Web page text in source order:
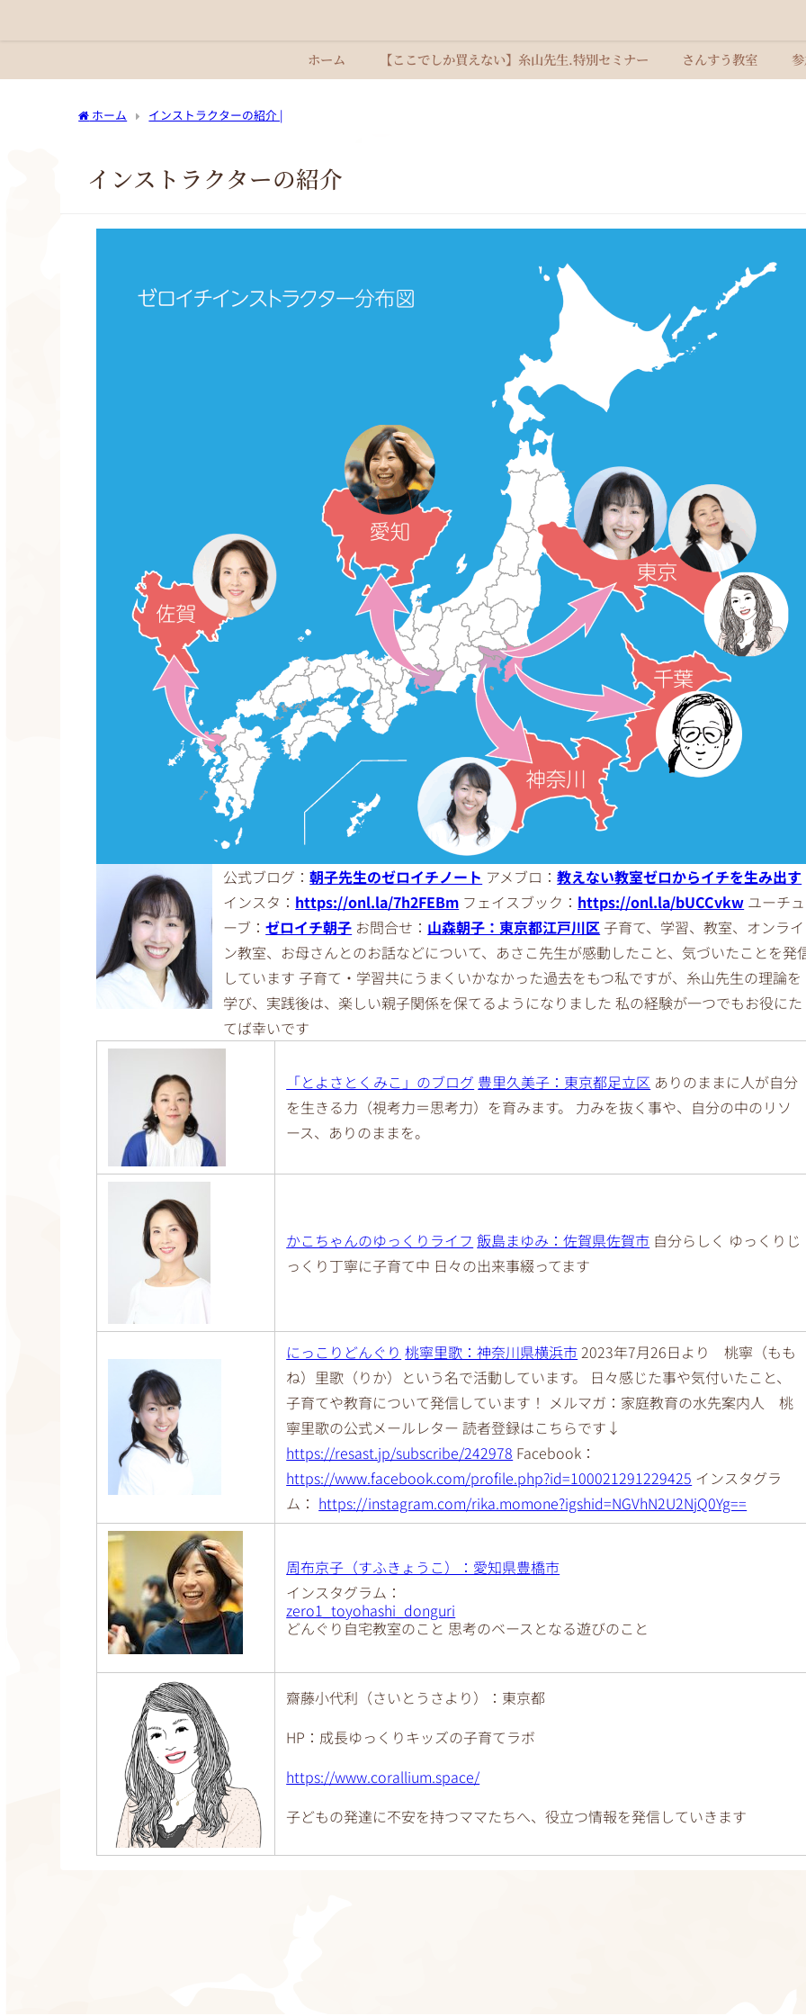
ホーム 【ここでしか買えない】糸山先生.特別セミナー さんすう教室
ホーム インストラクターの紹介 |
インストラクターの紹介
公式ブログ：朝子先生のゼロイチノート アメブロ：教えない教室ゼロからイチを生み出す
インスタ： https://onl.la/7h2FEBm フェイスブック： https://onl.la/bUCCvkw ユーチュ
ーブ：ゼロイチ朝子 お問合せ： 山森朝子：東京都江戸川区 子育て、学習、教室、オンライ
ン教室、お母さんとのお話などについて、あさこ先生が感動したこと、気づいたことを発
しています 子育て・学習共にうまくいかなかった過去をもつ私ですが、糸山先生の理論を
学び、実践後は、楽しい親子関係を保てるようになりました 私の経験が一つでもお役にた
てば幸いです
「とよさとくみこ」のブログ 豊里久美子：東京都足立区 ありのままに人が自分
を生きる力（視考力＝思考力）を育みます。 力みを抜く事や、自分の中のリソ
ース、ありのままを。
かこちゃんのゆっくりライフ 飯島まゆみ：佐賀県佐賀市 自分らしく ゆっくりじ
っくり丁寧に子育て中 日々の出来事綴ってます
にっこりどんぐり 桃寧里歌：神奈川県横浜市 2023年7月26日より 桃寧（もも
ね）里歌（りか）という名で活動しています。 日々感じた事や気付いたこと、
子育てや教育について発信しています！ メルマガ：家庭教育の水先案内人 桃
寧里歌の公式メールレター 読者登録はこちらです↓
https://resast.jp/subscribe/242978 Facebook：
https://www.facebook.com/profile.php?id=100021291229425 インスタグラ
ム： https://instagram.com/rika.momone?igshid=NGVhN2U2NjQ0Yg==
周布京子（すふきょうこ）：愛知県豊橋市
インスタグラム：
zero1_toyohashi_donguri
どんぐり自宅教室のこと 思考のベースとなる遊びのこと
齋藤小代利（さいとうさより）：東京都
HP： 成長ゆっくりキッズの子育てラボ
https://www.corallium.space/
子どもの発達に不安を持つママたちへ、役立つ情報を発信していきます